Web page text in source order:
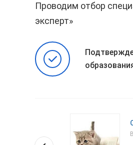
Проводим отбор
эксперт»